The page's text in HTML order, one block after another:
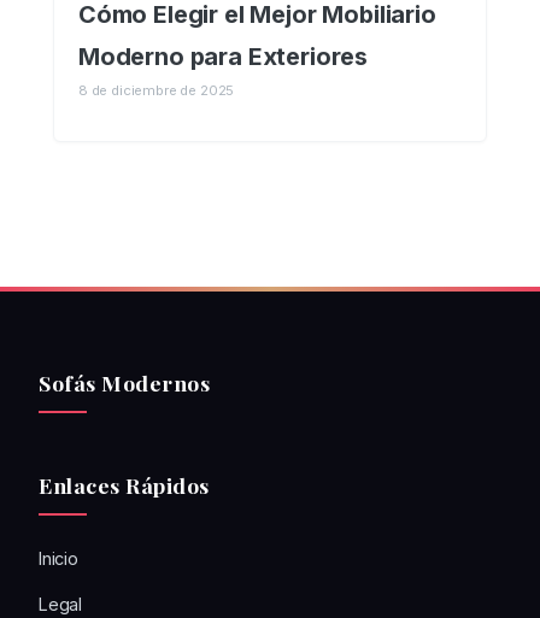
Cómo Elegir el Mejor Mobiliario
Moderno para Exteriores
8 de diciembre de 2025
Sofás Modernos
Enlaces Rápidos
Inicio
Legal